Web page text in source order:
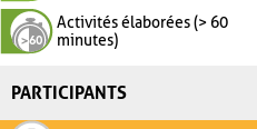
Activités élaborées (> 60
minutes)
PARTICIPANTS